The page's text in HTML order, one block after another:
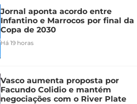
Jornal aponta acordo entre
Infantino e Marrocos por final da
Copa de 2030
Há 19 horas
Vasco aumenta proposta por
Facundo Colidio e mantém
negociações com o River Plate